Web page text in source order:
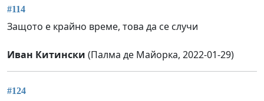
#114
Защото е крайно време, това да се случи
Иван Китински (Палма де Майорка, 2022-01-29)
#124